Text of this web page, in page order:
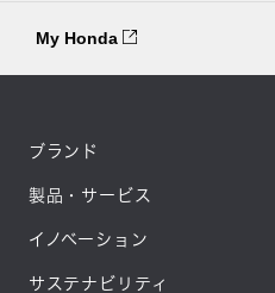
My Honda
ブランド
製品・サービス
イノベーション
サステナビリティ